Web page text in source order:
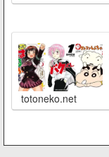
totoneko.net